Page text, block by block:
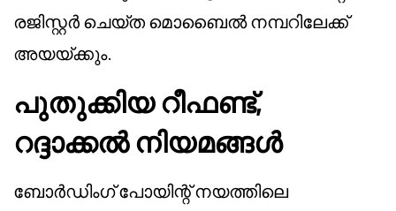
രജിസ്റ്റർ ചെയ്ത മൊബൈൽ നമ്പറിലേക്ക്
അയയ്ക്കും.
പുതുക്കിയ റീഫണ്ട്,
റദ്ദാക്കൽ നിയമങ്ങൾ
ബോർഡിംഗ് പോയിന്റ് നയത്തിലെ